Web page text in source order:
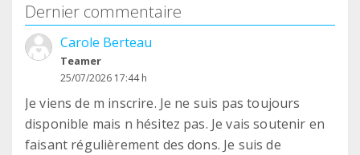
Dernier commentaire
Carole Berteau
Teamer
25/07/2026 17:44 h
Je viens de m inscrire. Je ne suis pas toujours
disponible mais n hésitez pas. Je vais soutenir en
faisant régulièrement des dons. Je suis de